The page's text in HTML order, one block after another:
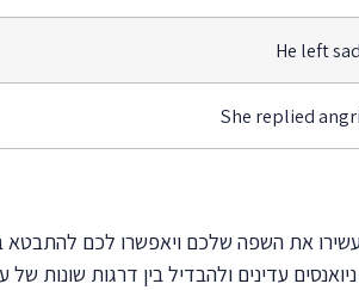
He left
She replied
את השפה שלכם ויאפשרו לכם להתבטא
עדינים ולהבדיל בין דרגות שונות של